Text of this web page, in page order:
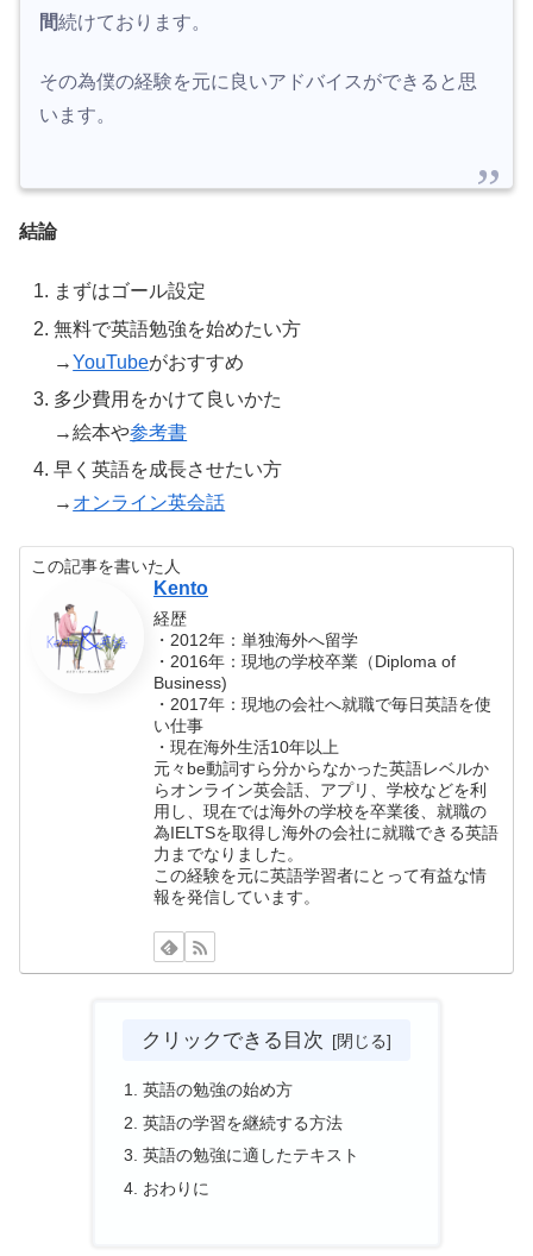
間続けております。
その為僕の経験を元に良いアドバイスができると思
います。
結論
まずはゴール設定
無料で英語勉強を始めたい方
→YouTubeがおすすめ
多少費用をかけて良いかた
→絵本や参考書
早く英語を成長させたい方
→ オンライン英会話
この記事を書いた人
Kento
経歴
・2012年：単独海外へ留学
・2016年：現地の学校卒業（Diploma of
Business)
・2017年：現地の会社へ就職で毎日英語を使
い仕事
・現在海外生活10年以上
元々be動詞すら分からなかった英語レベルか
らオンライン英会話、アプリ、学校などを利
用し、現在では海外の学校を卒業後、就職の
為IELTSを取得し海外の会社に就職できる英語
力までなりました。
この経験を元に英語学習者にとって有益な情
報を発信しています。
クリックできる目次
英語の勉強の始め方
英語の学習を継続する方法
英語の勉強に適したテキスト
おわりに